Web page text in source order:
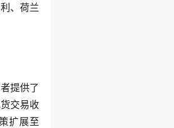
、荷兰
提供了
交易收
扩展至